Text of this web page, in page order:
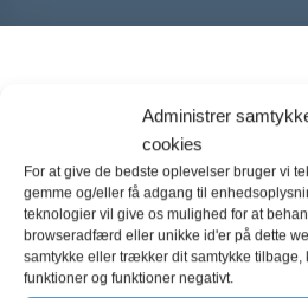
Administrer
cookies
For at give de bedste oplevelser bruger vi
gemme og/eller få adgang til
teknologier vil give os mulighed for at
browseradfærd eller unikke id'er på dette
samtykke eller trækker dit samtykke tilbage,
funktioner og funktioner negativt.
Orion1 lysgitter 14mm Base